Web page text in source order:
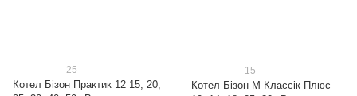
25
Котел Бізон Практик 12 15, 20,
15
Котел Бізон М Классік Плюс